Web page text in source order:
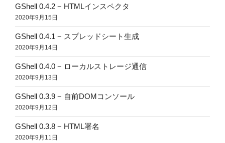
GShell 0.4.2 − HTMLインスペクタ
2020年9月15日
GShell 0.4.1 − スプレッドシート生成
2020年9月14日
GShell 0.4.0 − ローカルストレージ通信
2020年9月13日
GShell 0.3.9 − 自前DOMコンソール
2020年9月12日
GShell 0.3.8 − HTML署名
2020年9月11日